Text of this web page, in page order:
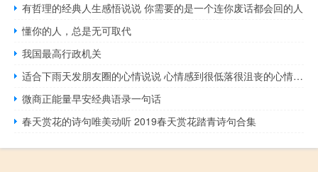
有哲理的经典人生感悟说说 你需要的是一个连你废话都会回的人
懂你的人，总是无可取代
我国最高行政机关
适合下雨天发朋友圈的心情说说 心情感到很低落很沮丧的心情说说发朋友圈
微商正能量早安经典语录一句话
春天赏花的诗句唯美动听 2019春天赏花踏青诗句合集